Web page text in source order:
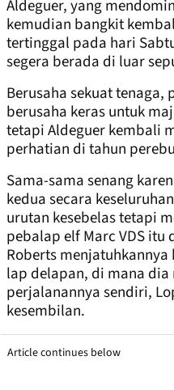
Aldeguer, yang
kemudian bangkit
tertinggal pada hari
segera berada di luar
Berusaha sekuat tenaga,
berusaha keras untuk
tetapi Aldeguer kembali
perhatian di tahun
Sama-sama senang
kedua secara
urutan kesebelas tetapi
pebalap elf Marc VDS
Roberts
lap delapan, di mana
perjalanannya sendiri,
kesembilan.
Article continues below